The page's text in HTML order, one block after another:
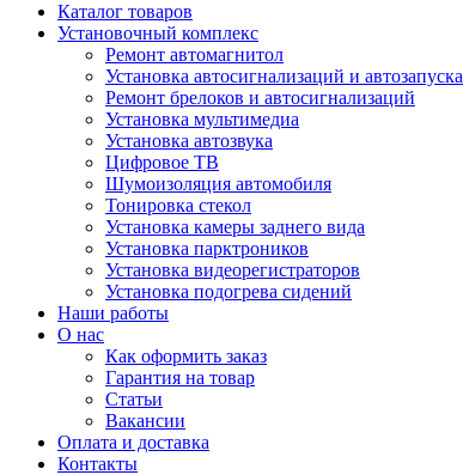
Каталог товаров
Установочный комплекс
Ремонт автомагнитол
Установка автосигнализаций и автозапуска
Ремонт брелоков и автосигнализаций
Установка мультимедиа
Установка автозвука
Цифровое ТВ
Шумоизоляция автомобиля
Тонировка стекол
Установка камеры заднего вида
Установка парктроников
Установка видеорегистраторов
Установка подогрева сидений
Наши работы
О нас
Как оформить заказ
Гарантия на товар
Статьи
Вакансии
Оплата и доставка
Контакты